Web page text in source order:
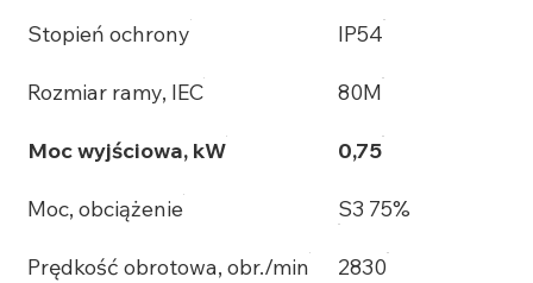
Stopień ochrony IP54
Rozmiar ramy, IEC 80M
Moc wyjściowa, kW 0,75
Moc, obciążenie S3 75%
Prędkość obrotowa, obr./min 2830